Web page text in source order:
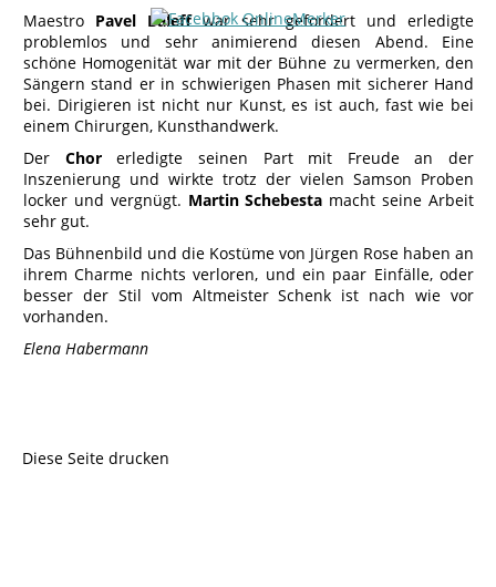
Maestro Pavel Baleffwar sehr gefordert und erledigte
problemlos und sehr animierend diesen Abend. Eine
schöne Homogenität war mit der Bühne zu vermerken, den
Sängern stand er in schwierigen Phasen mit sicherer Hand
bei. Dirigieren ist nicht nur Kunst, es ist auch, fast wie bei
einem Chirurgen, Kunsthandwerk.
Der Chorerledigte seinen Part mit Freude an der
Inszenierung und wirkte trotz der vielen Samson Proben
locker und vergnügt. Martin Schebesta macht seine Arbeit
sehr gut.
Das Bühnenbild und die Kostüme von Jürgen Rose haben an
ihrem Charme nichts verloren, und ein paar Einfälle, oder
besser der Stil vom Altmeister Schenk ist nach wie vor
vorhanden.
Elena Habermann
Diese Seite drucken